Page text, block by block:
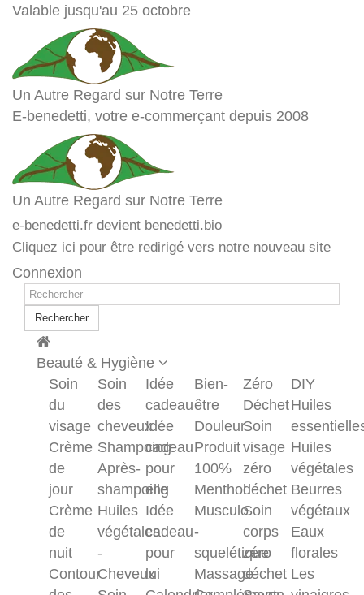
Valable jusqu'au 25 octobre
Un Autre Regard sur Notre Terre
E-benedetti, votre e-commerçant depuis 2008
Un Autre Regard sur Notre Terre
e-benedetti.fr devient benedetti.bio
Cliquez ici pour être redirigé vers notre nouveau site
Connexion
Rechercher
Beauté & Hygiène
Soin
du
visage
Crème
de
jour
Crème
de
nuit
Contour
Soin
des
cheveux
Shampoing
Après-
shampoing
Huiles
végétales
-
Cheveux
Idée
cadeau
Idée
cadeau
pour
elle
Idée
cadeau
pour
lui
Bien-
être
Douleur
Produit
100%
Menthol
Musculo
-
squelétique
Massage
Zéro
Déchet
Soin
visage
zéro
déchet
Soin
corps
zéro
déchet
DIY
Huiles
Huiles
végétales
Beurres
végétaux
Eaux
florales
Les